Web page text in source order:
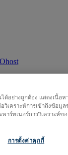
ได้อย่างถูกต้อง แสดงเนื้
เคราะห์การเข้าถึงข้อมู
าร์ทเนอร์การวิเคราะห์ขอ
การตั้งค่าคุกกี้